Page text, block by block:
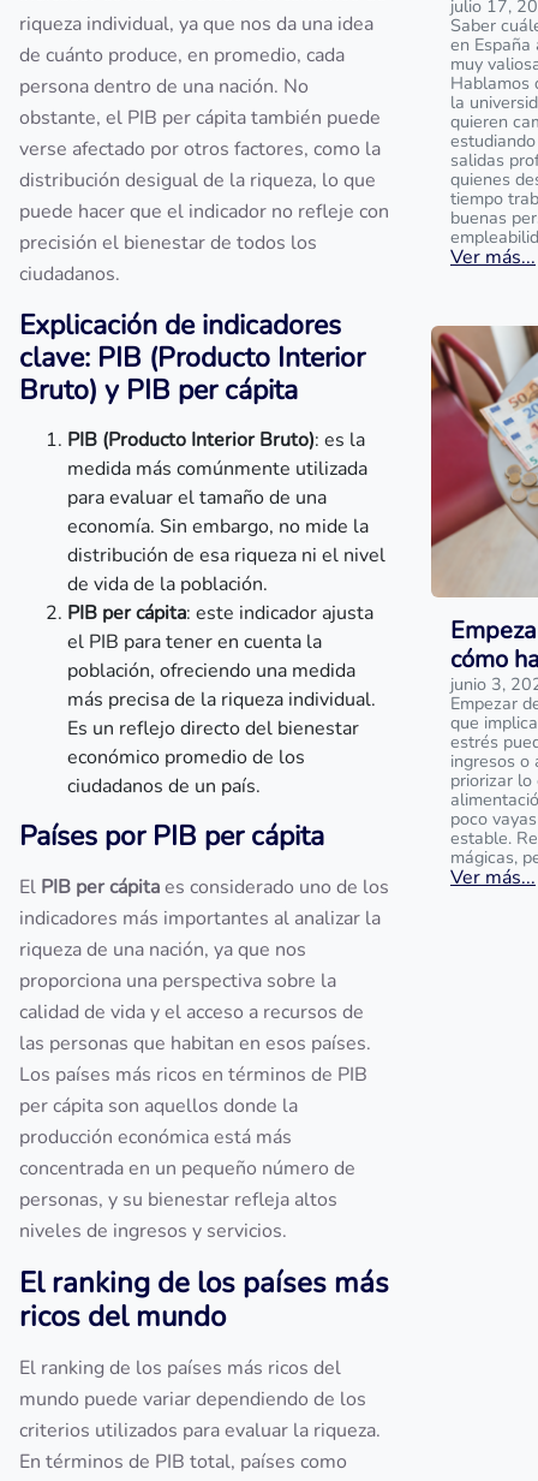
riqueza individual, ya que nos da una idea
de cuánto produce, en promedio, cada
persona dentro de una nación. No
obstante, el PIB per cápita también puede
verse afectado por otros factores, como la
distribución desigual de la riqueza, lo que
puede hacer que el indicador no refleje con
precisión el bienestar de todos los
ciudadanos.
Explicación de indicadores
clave: PIB (Producto Interior
Bruto) y PIB per cápita
PIB (Producto Interior Bruto): es la
medida más comúnmente utilizada
para evaluar el tamaño de una
economía. Sin embargo, no mide la
distribución de esa riqueza ni el nivel
de vida de la población.
PIB per cápita: este indicador ajusta
el PIB para tener en cuenta la
población, ofreciendo una medida
más precisa de la riqueza individual.
Es un reflejo directo del bienestar
económico promedio de los
ciudadanos de un país.
Países por PIB per cápita
El PIB per cápitaes considerado uno de los
indicadores más importantes al analizar la
riqueza de una nación, ya que nos
proporciona una perspectiva sobre la
calidad de vida y el acceso a recursos de
las personas que habitan en esos países.
Los países más ricos en términos de PIB
per cápita son aquellos donde la
producción económica está más
concentrada en un pequeño número de
personas, y su bienestar refleja altos
niveles de ingresos y servicios.
El ranking de los países más
ricos del mundo
El ranking de los países más ricos del
mundo puede variar dependiendo de los
criterios utilizados para evaluar la riqueza.
En términos de PIB total, países como
julio 17,
Saber
en
muy
Hablamos
la
quieren
salidas
quienes
tiempo
buenas
Ver más...
cómo
junio 3,
Empezar
que
estrés
ingresos o
priorizar lo
poco
estable.
mágicas,
Ver más...